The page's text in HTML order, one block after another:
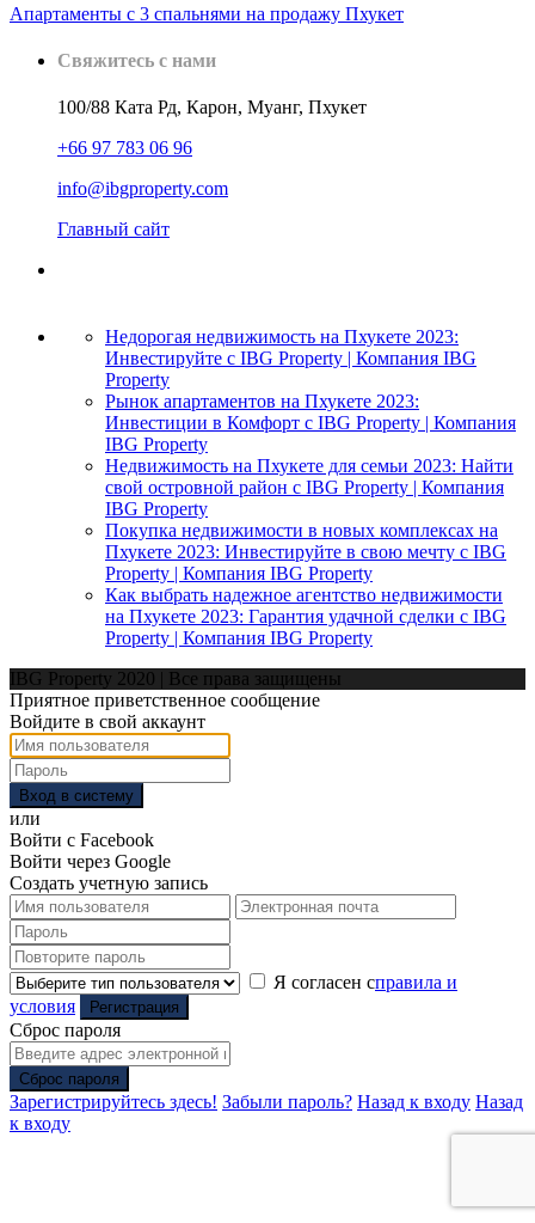
Апартаменты с 3 спальнями на продажу Пхукет
Свяжитесь с нами
100/88 Ката Рд, Карон, Муанг, Пхукет
+66 97 783 06 96
info@ibgproperty.com
Главный сайт
Недорогая недвижимость на Пхукете 2023:
Инвестируйте с IBG Property | Компания IBG
Property
Рынок апартаментов на Пхукете 2023:
Инвестиции в Комфорт с IBG Property | Компания
IBG Property
Недвижимость на Пхукете для семьи 2023: Найти
свой островной район с IBG Property | Компания
IBG Property
Покупка недвижимости в новых комплексах на
Пхукете 2023: Инвестируйте в свою мечту с IBG
Property | Компания IBG Property
Как выбрать надежное агентство недвижимости
на Пхукете 2023: Гарантия удачной сделки с IBG
Property | Компания IBG Property
IBG Property 2020 | Все права защищены
Приятное приветственное сообщение
Войдите в свой аккаунт
Вход в систему
или
Войти с Facebook
Войти через Google
Создать учетную запись
Я согласен справила и
условия
Регистрация
Сброс пароля
Сброс пароля
Зарегистрируйтесь здесь! Забыли пароль? Назад к входу Назад
к входу